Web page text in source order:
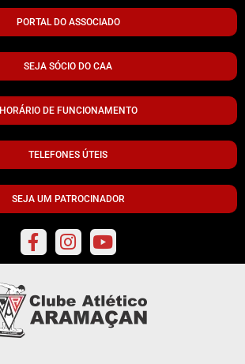
PORTAL DO ASSOCIADO
SEJA SÓCIO DO CAA
HORÁRIO DE FUNCIONAMENTO
TELEFONES ÚTEIS
SEJA UM PATROCINADOR